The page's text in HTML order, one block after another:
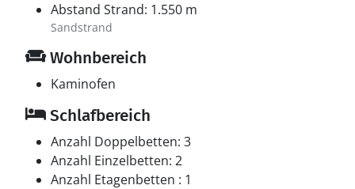
Abstand Strand: 1.550 m
Sandstrand
Wohnbereich
Kaminofen
Schlafbereich
Anzahl Doppelbetten: 3
Anzahl Einzelbetten: 2
Anzahl Etagenbetten : 1